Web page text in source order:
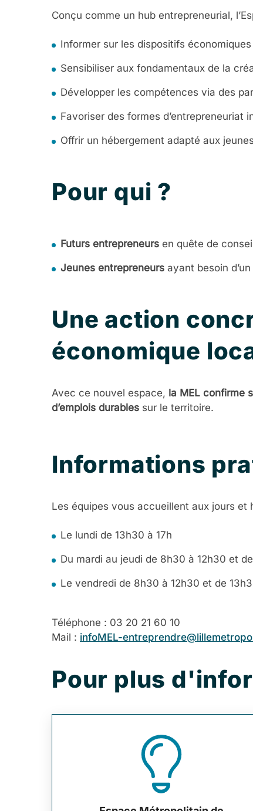
Conçu comme un hub entrepreneurial,
Informer sur les dispositifs
Sensibiliser aux fondamentaux de la
Développer les compétences via des
Favoriser des formes d’entrepreneuriat
Offrir un hébergement adapté aux
Pour qui ?
Futurs entrepreneurs en quête de
Jeunes entrepreneurs ayant besoin
Une action
économique
Avec ce nouvel espace, la MEL confirme
d’emplois durables sur le territoire.
Informations
Les équipes vous accueillent aux jours et
Le lundi de 13h30 à 17h
Du mardi au jeudi de 8h30 à 12h30 et
Le vendredi de 8h30 à 12h30 et de
Téléphone : 03 20 21 60 10
Mail : infoMEL-
Pour plus